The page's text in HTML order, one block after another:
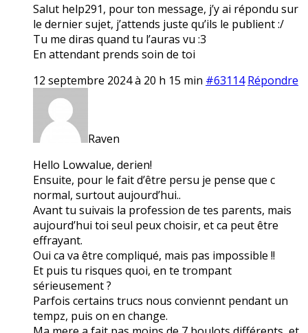
Salut help291, pour ton message, j’y ai répondu sur
le dernier sujet, j’attends juste qu’ils le publient :/
Tu me diras quand tu l’auras vu :3
En attendant prends soin de toi
12 septembre 2024 à 20 h 15 min #63114 Répondre
Raven
Hello Lowvalue, derien!
Ensuite, pour le fait d’être persu je pense que c
normal, surtout aujourd’hui..
Avant tu suivais la profession de tes parents, mais
aujourd’hui toi seul peux choisir, et ca peut être
effrayant.
Oui ca va être compliqué, mais pas impossible !!
Et puis tu risques quoi, en te trompant
sérieusement ?
Parfois certains trucs nous conviennt pendant un
tempz, puis on en change.